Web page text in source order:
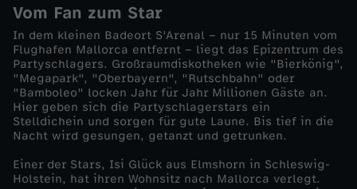
f
T
o
u
r
Vom Fan zum Star
In dem kleinen Badeort S'Arenal – nur 15 Minuten vom
Flughafen Mallorca entfernt – liegt das Epizentrum des
Partyschlagers. Großraumdiskotheken wie "Bierkönig",
"Megapark", "Oberbayern", "Rutschbahn" oder
"Bamboleo" locken Jahr für Jahr Millionen Gäste an.
Hier geben sich die Partyschlagerstars ein
Stelldichein und sorgen für gute Laune. Bis tief in die
Nacht wird gesungen, getanzt und getrunken.
Einer der Stars, Isi Glück aus Elmshorn in Schleswig-
Holstein, hat ihren Wohnsitz nach Mallorca verlegt.